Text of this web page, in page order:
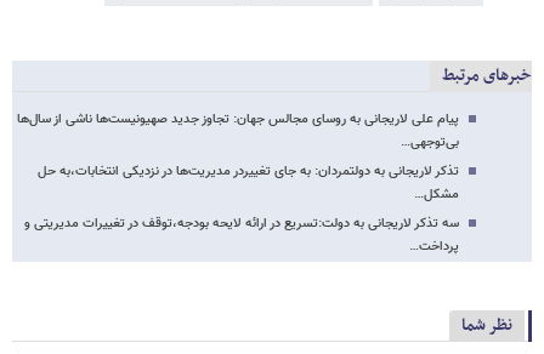
خبرهای مرتبط
پیام علی لاریجانی به روسای مجالس جهان: تجاوز جدید صهیونیست‌ها ناشی از سال‌ها
بی‌توجهی…
تذکر لاریجانی به دولتمردان: به جای تغییردر مدیریت‌ها در نزدیکی انتخابات،به حل
مشکل…
سه تذکر لاریجانی به دولت:تسریع در ارائه لایحه بودجه،توقف در تغییرات مدیریتی و
پرداخت…
نظر شما